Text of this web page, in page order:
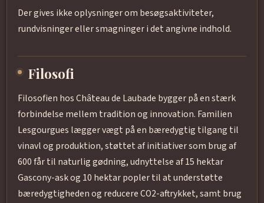
Der gives ikke oplysninger om besøgsaktiviteter,
rundvisninger eller smagninger i det angivne indhold.
Filosofi
Filosofien hos Château de Laubade bygger på en stærk
forbindelse mellem tradition og innovation. Familien
Lesgourgues lægger vægt på en bæredygtig tilgang til
vinavl og produktion, støttet af initiativer som brug af
600 får til naturlig gødning, udnyttelse af 15 hektar
Gascony-ask og 10 hektar popler til at understøtte
bæredygtigheden og reducere CO2-aftrykket, samt brug